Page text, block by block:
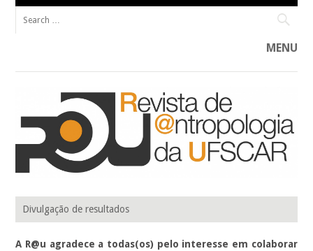
MENU
Skip to content
R@U: REVISTA DE ANTROPOLOGIA
DA UFSCAR
Federal de São Carlos (PPGAS–UFSCar).
Divulgação de resultados
A R@u agradece a todas(os) pelo interesse em colaborar